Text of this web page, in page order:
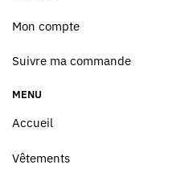
Mon compte
Suivre ma commande
MENU
Accueil
Vêtements